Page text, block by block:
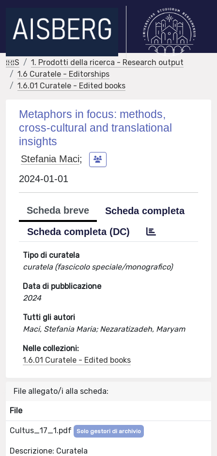
IRIS
1. Prodotti della ricerca - Research output
1.6 Curatele - Editorships
1.6.01 Curatele - Edited books
Metaphors in focus: methods,
cross-cultural and translational
insights
Stefania Maci;
2024-01-01
Scheda breve
Scheda completa
Scheda completa (DC)
Tipo di curatela
curatela (fascicolo speciale/monografico)
Data di pubblicazione
2024
Tutti gli autori
Maci, Stefania Maria; Nezaratizadeh, Maryam
Nelle collezioni:
1.6.01 Curatele - Edited books
File allegato/i alla scheda:
File
Cultus_17_1.pdf Solo gestori di archivio
Descrizione: Curatela